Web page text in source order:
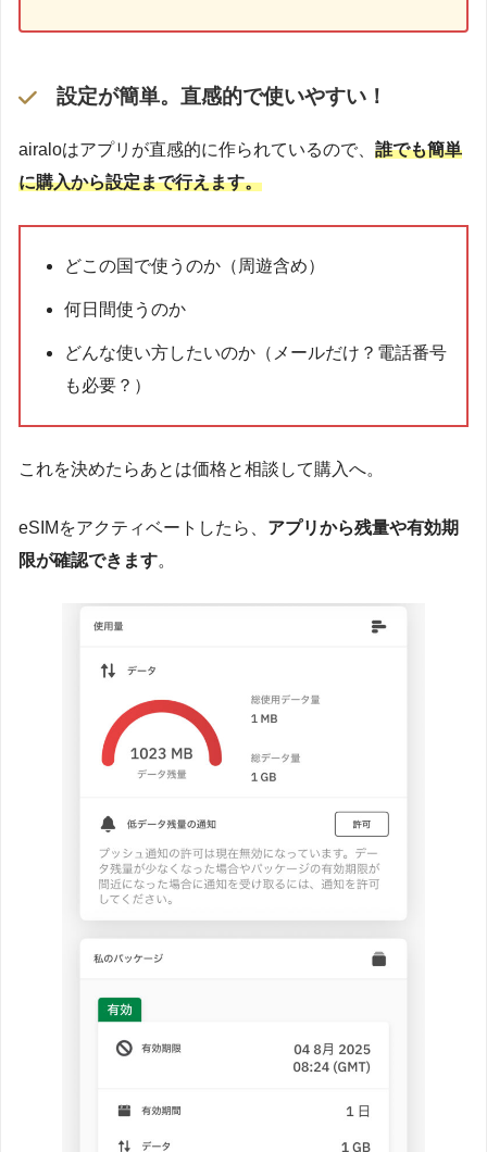
設定が簡単。直感的で使いやすい！
airaloはアプリが直感的に作られているので、 誰でも簡単
に購入から設定まで行えます。
どこの国で使うのか（周遊含め）
何日間使うのか
どんな使い方したいのか（メールだけ？電話番号
も必要？）
これを決めたらあとは価格と相談して購入へ。
eSIMをアクティベートしたら、 アプリから残量や有効期
限が確認できます。